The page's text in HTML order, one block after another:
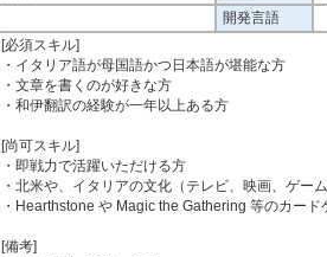
開発言語
[必須スキル]
・イタリア語が母国語かつ日本語が堪能な方
・文章を書くのが好きな方
・和伊翻訳の経験が一年以上ある方
[尚可スキル]
・即戦力で活躍いただける方
・北米や、イタリアの文化（テレビ、映画、ゲー
・Hearthstone や Magic the Gathering 等のカード
[備考]